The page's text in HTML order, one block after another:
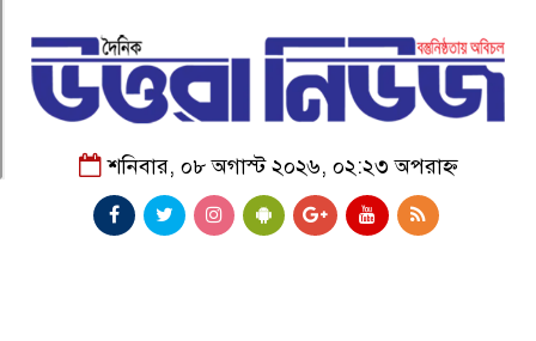
শনিবার, ০৮ অগাস্ট ২০২৬, ০২:২৩ অপরাহ্ন